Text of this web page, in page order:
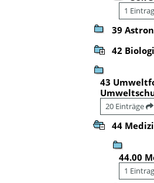
1 Eintrag
39
42
43
20 Einträge
44
44.00
1 Eintrag